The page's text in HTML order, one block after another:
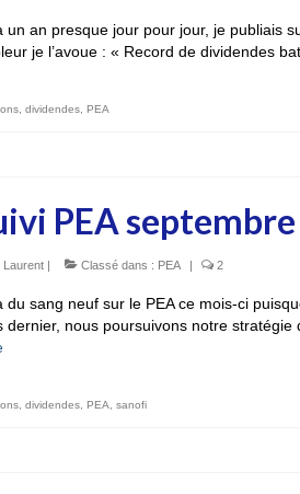
un an presque jour pour jour, je publiais
je l’avoue : « Record de dividendes
, dividendes, PEA
PEA
Laurent Classé dans : PEA 2
du sang neuf sur le PEA ce mois-ci
dernier, nous poursuivons notre
, dividendes, PEA, sanofi